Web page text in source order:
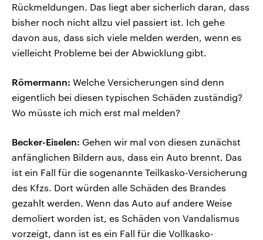
Rückmeldungen. Das liegt aber sicherlich daran, dass
bisher noch nicht allzu viel passiert ist. Ich gehe
davon aus, dass sich viele melden werden, wenn es
vielleicht Probleme bei der Abwicklung gibt.
Römermann: Welche Versicherungen sind denn
eigentlich bei diesen typischen Schäden zuständig?
Wo müsste ich mich erst mal melden?
Becker-Eiselen: Gehen wir mal von diesen zunächst
anfänglichen Bildern aus, dass ein Auto brennt. Das
ist ein Fall für die sogenannte Teilkasko-Versicherung
des Kfzs. Dort würden alle Schäden des Brandes
gezahlt werden. Wenn das Auto auf andere Weise
demoliert worden ist, es Schäden von Vandalismus
vorzeigt, dann ist es ein Fall für die Vollkasko-